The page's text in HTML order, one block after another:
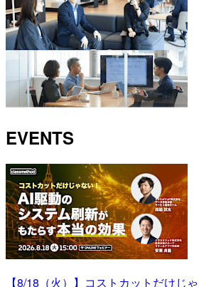
EVENTS
【8/18（火）】コストカットだけじ